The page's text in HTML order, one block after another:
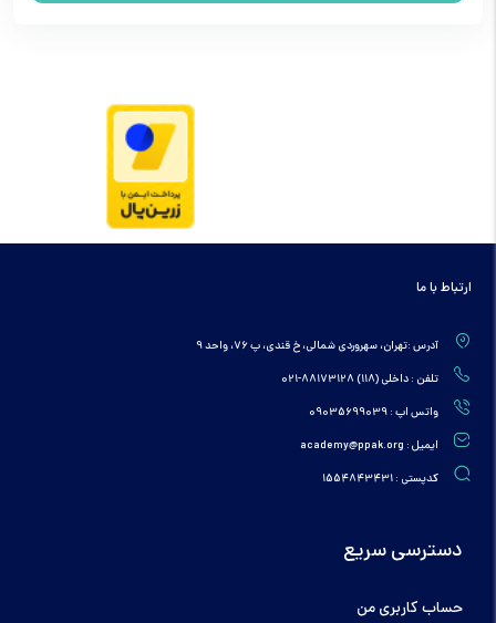
ارتباط با ما
آدرس :تهران، سهروردی شمالی، خ قندی، پ 76، واحد 9
تلفن : داخلی (118) 88173128-021
واتس اپ : 09035699039
ایمیل : academy@ppak.org
کدپستی : 1554843431
دسترسی سریع
حساب کاربری من